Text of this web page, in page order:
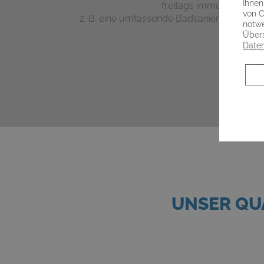
freitags immer bis 12
z. B. eine umfassende Badsanierung oder
UNSER
von